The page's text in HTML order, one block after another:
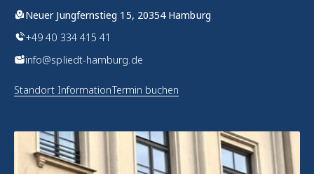
Neuer Jungfernstieg 15, 20354 Hamburg
+49 40 334 415 41
info@spliedt-hamburg.de
Standort InformationTermin buchen